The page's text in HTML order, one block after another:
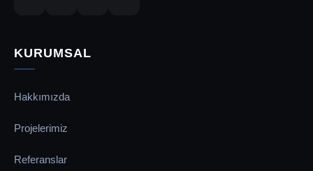
KURUMSAL
Hakkımızda
Projelerimiz
Referanslar